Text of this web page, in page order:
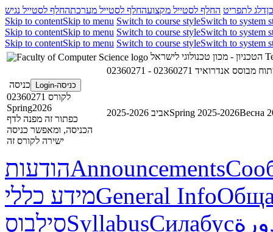
דלג לתפריט החלף לסטייל מקצועהחלף לסטייל מערכתהחלף לסטייל נגיש
Skip to contentSkip to menu Switch to course styleSwitch to system
Skip to contentSkip to menu Switch to course styleSwitch to system
Skip to contentSkip to menu Switch to course styleSwitch to system
- פיתוח מבוסס אנדרואיד
כניסה-Login
כניסה
לקורס 02360271
Spring2026
כפתור זה מפנה לדף
הכניסה, ומאפשר כניסה
ישירה לקורס זה
אביב 2025-2026Spring 2025-2026Весна
הודעותAnnouncements
מידע כלליGeneral Info
סילבוסSyllabusСилабус